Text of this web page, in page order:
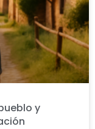
y